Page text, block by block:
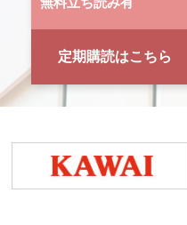
定期購読はこちら